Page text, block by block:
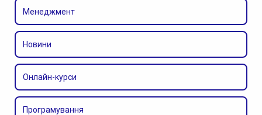
Менеджмент
Новини
Онлайн-курси
Програмування